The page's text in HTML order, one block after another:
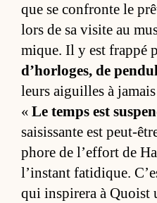
que se confronte le
lors de sa vi­site au
mique. Il y est frappé
d’hor­lo­ges, de
leurs ai­guilles à
« Le temps est
sai­sis­sante est peut-
phore de l’ef­fort de
l’ins­tant fa­ti­dique.
qui ins­pi­rera à Quoist